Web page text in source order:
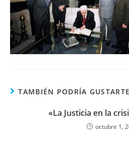
TAMBIÉN PODRÍA GUSTARTE
«La Justicia en la
octubre 1,